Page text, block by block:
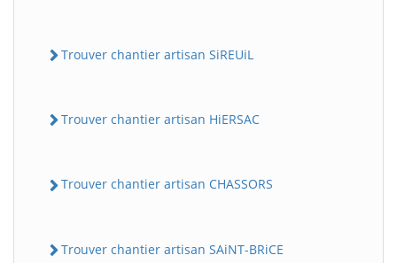
Trouver chantier artisan SiREUiL
Trouver chantier artisan HiERSAC
Trouver chantier artisan CHASSORS
Trouver chantier artisan SAiNT-BRiCE